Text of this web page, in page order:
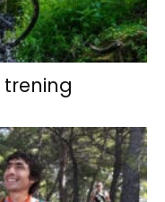
trening